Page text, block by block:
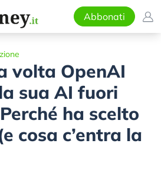
Abbonati
volta OpenAI
sua AI fuori
ha scelto
cosa c’entra la